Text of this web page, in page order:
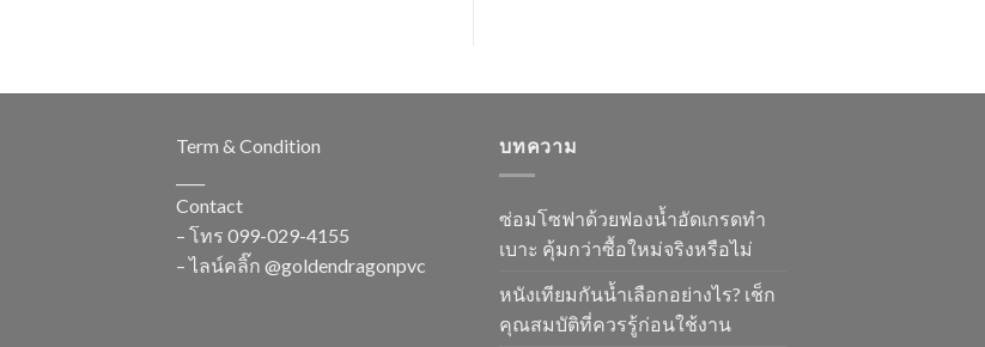
Term & Condition
Contact
– โทร 099-029-4155
– ไลน์คลิ๊ก @goldendragonpvc
บทความ
ซ่อมโซฟาด้วยฟองน้ำอัดเกรดทำ
เบาะ คุ้มกว่าซื้อใหม่จริงหรือไม่
หนังเทียมกันน้ำเลือกอย่างไร? เช็ก
คุณสมบัติที่ควรรู้ก่อนใช้งาน